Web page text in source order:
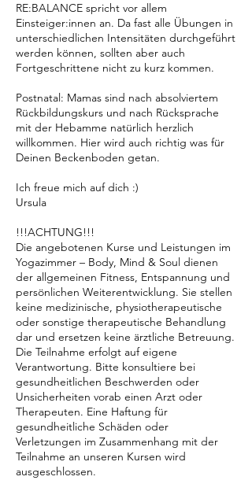
RE:BALANCE spricht vor allem
Einsteiger:innen an. Da fast alle Übungen in
unterschiedlichen Intensitäten durchgeführt
werden können, sollten aber auch
Fortgeschrittene nicht zu kurz kommen.
Postnatal: Mamas sind nach absolviertem
Rückbildungskurs und nach Rücksprache
mit der Hebamme natürlich herzlich
willkommen. Hier wird auch richtig was für
Deinen Beckenboden getan.
Ich freue mich auf dich :)
Ursula
!!!ACHTUNG!!!
Die angebotenen Kurse und Leistungen im
Yogazimmer – Body, Mind & Soul dienen
der allgemeinen Fitness, Entspannung und
persönlichen Weiterentwicklung. Sie stellen
keine medizinische, physiotherapeutische
oder sonstige therapeutische Behandlung
dar und ersetzen keine ärztliche Betreuung.
Die Teilnahme erfolgt auf eigene
Verantwortung. Bitte konsultiere bei
gesundheitlichen Beschwerden oder
Unsicherheiten vorab einen Arzt oder
Therapeuten. Eine Haftung für
gesundheitliche Schäden oder
Verletzungen im Zusammenhang mit der
Teilnahme an unseren Kursen wird
ausgeschlossen.